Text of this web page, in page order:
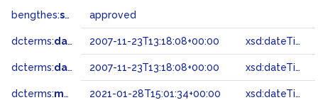
bengthes:status approved
dcterms:dateAccepted 2007-11-23T13:18:08+00:00 xsd:dateTime
dcterms:dateSubmitted 2007-11-23T13:18:08+00:00 xsd:dateTime
dcterms:modified 2021-01-28T15:01:34+00:00 xsd:dateTime